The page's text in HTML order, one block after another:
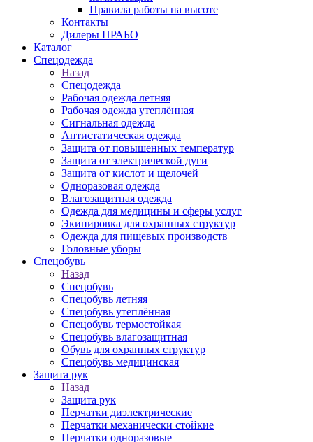
Правила работы на высоте
Контакты
Дилеры ПРАБО
Каталог
Спецодежда
Назад
Спецодежда
Рабочая одежда летняя
Рабочая одежда утеплённая
Сигнальная одежда
Антистатическая одежда
Защита от повышенных температур
Защита от электрической дуги
Защита от кислот и щелочей
Одноразовая одежда
Влагозащитная одежда
Одежда для медицины и сферы услуг
Экипировка для охранных структур
Одежда для пищевых производств
Головные уборы
Спецобувь
Назад
Спецобувь
Спецобувь летняя
Спецобувь утеплённая
Спецобувь термостойкая
Спецобувь влагозащитная
Обувь для охранных структур
Спецобувь медицинская
Защита рук
Назад
Защита рук
Перчатки диэлектрические
Перчатки механически стойкие
Перчатки одноразовые